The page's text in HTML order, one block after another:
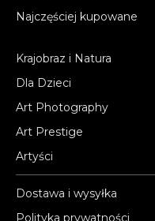
Najczęściej kupowane
Krajobraz i Natura
Dla Dzieci
Art Photography
Art Prestige
Artyści
Dostawa i wysyłka
Polityka prywatności